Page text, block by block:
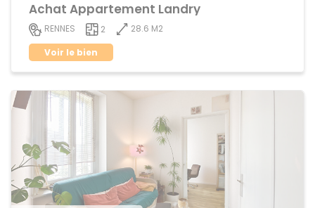
Achat Appartement Landry
RENNES 2
28.6 M2
Voir le bien